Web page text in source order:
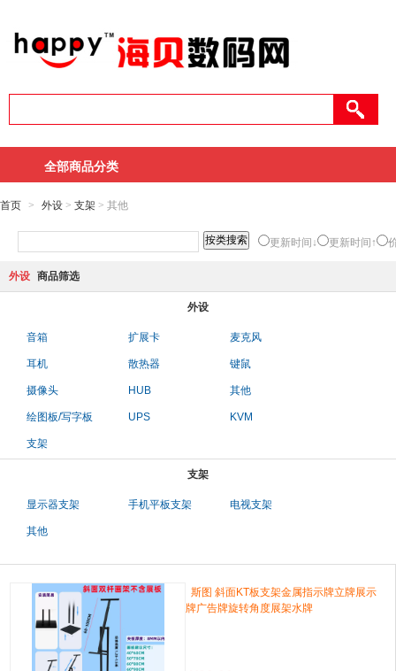
全部商品分类
首页 > 外设 > 支架 > 其他
更新时间↓ 更新时间↑
外设 商品筛选
外设
音箱 扩展卡 麦克风
耳机 散热器 键鼠
摄像头 HUB 其他
绘图板/写字板 UPS KVM
支架
支架
显示器支架 手机平板支架 电视支架
其他
斯图 斜面KT板支架金属指示牌立牌展示
牌广告牌旋转角度展架水牌